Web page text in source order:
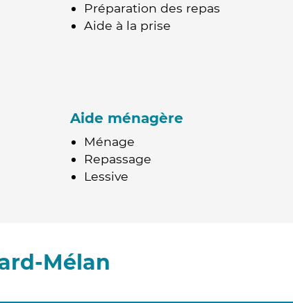
Préparation des repas
Aide à la prise
Aide ménagère
Ménage
Repassage
Lessive
Mélan